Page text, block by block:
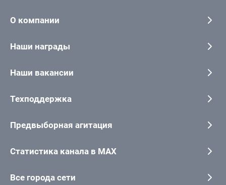
О компании
Наши награды
Наши вакансии
Техподдержка
Предвыборная агитация
Статистика канала в MAX
Все города сети